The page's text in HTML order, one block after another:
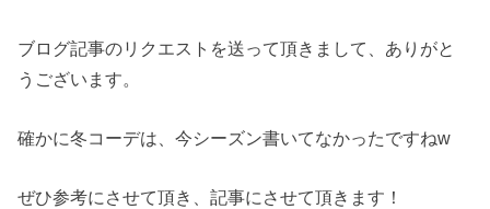
ブログ記事のリクエストを送って頂きまして、ありがと
うございます。
確かに冬コーデは、今シーズン書いてなかったですねw
ぜひ参考にさせて頂き、記事にさせて頂きます！